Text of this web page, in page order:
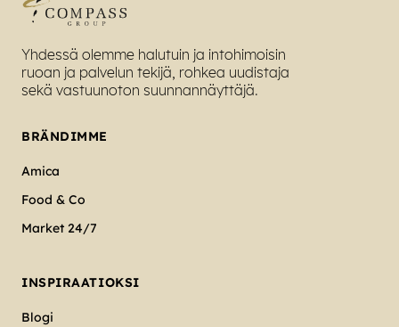
Yhdessä olemme halutuin ja intohimoisin
ruoan ja palvelun tekijä, rohkea uudistaja
sekä vastuunoton suunnannäyttäjä.
BRÄNDIMME
Amica
Food & Co
Market 24/7
INSPIRAATIOKSI
Blogi